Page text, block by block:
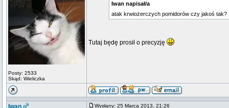
Posty: 2533
Skąd: Wieliczka
Iwan napisał/a
atak krwiożerczych pomidorów czy jakoś tak?
Tutaj będę prosił o precyzję
Iwan Wysłany: 25 Marca 2013, 21:26